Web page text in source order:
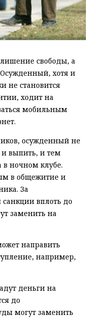
свободы, а
хотя и
не становится
ходит на
мобильным
осужденный не
и выпить, и тем
в ночном клубе.
в общежитие и
За
вплоть до
заменить на
направить
например,
деньги на
до
могут заменить